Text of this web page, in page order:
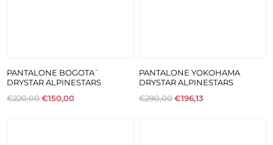
PANTALONE BOGOTA`
DRYSTAR ALPINESTARS
€220,00€150,00
PANTALONE YOKOHAMA
DRYSTAR ALPINESTARS
€290,00€196,13